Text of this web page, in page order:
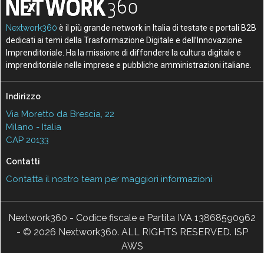
Nextwork360 è il più grande network in Italia di testate e portali B2B
dedicati ai temi della Trasformazione Digitale e dell’Innovazione
Imprenditoriale. Ha la missione di diffondere la cultura digitale e
imprenditoriale nelle imprese e pubbliche amministrazioni italiane.
Indirizzo
Via Moretto da Brescia, 22
Milano - Italia
CAP 20133
Contatti
Contatta il nostro team per maggiori informazioni
Nextwork360 - Codice fiscale e Partita IVA 13868590962
- © 2026 Nextwork360. ALL RIGHTS RESERVED. ISP
AWS